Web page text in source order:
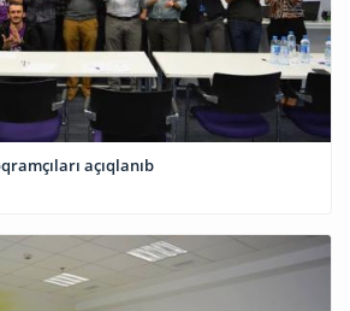
HackDay-in qalib proqramçıları açıqlanıb